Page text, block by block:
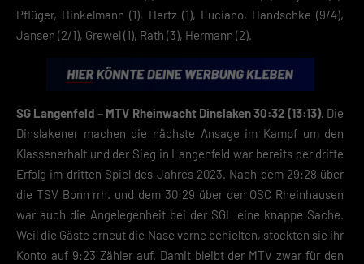
Pflüger, Hinkelmann (1), Hertz (1), Luciano, Handschke (9/4),
Jansen (2/1), Grewel (1), Rath (3), Hermann (2).
SG Langenfeld – MTV Rheinwacht Dinslaken 30:32 (13:13). Die
Dinslakener machen die nächste Ansage im Kampf um den
Klassenerhalt und der Sieg in Langenfeld war bereits der dritte
Erfolg im dritten Spiel des Jahres 2023. Nach dem 29:28 über
die TSV Bonn rrh. und dem 30:29 über den OSC Rheinhausen
war auch die Angelegenheit bei der SGL eine knappe Sache.
Weil die Gäste erneut die Nase vorne behielten, stockten sie ihr
Konto auf 9:23 Zähler auf. Damit bleibt der MTV zwar für den
Zustimmung zur Cookie-Verwendung unser Angebot nicht nutzen
Wenn du unter 16 Jahre alt bist und deine Zustimmung zu freiwilligen
Diensten geben möchtest, musst du deine Erziehungsberechtigten um
Erlaubnis bitten.
Hier finden Sie eine Übersicht über alle verwendeten Cookies. Sie
Ihre Einwilligung zu ganzen Kategorien geben oder sich weitere
Informationen anzeigen lassen und so nur bestimmte Cookies
auswählen.
Speichern
Datenschutzeinstellungen
Essenziell (2)